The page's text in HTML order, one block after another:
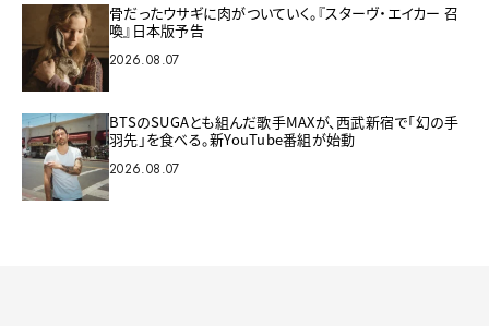
骨だったウサギに肉がついていく。『スターヴ・エイカー 召
喚』日本版予告
2026.08.07
BTSのSUGAとも組んだ歌手MAXが、西武新宿で「幻の手
羽先」を食べる。新YouTube番組が始動
2026.08.07